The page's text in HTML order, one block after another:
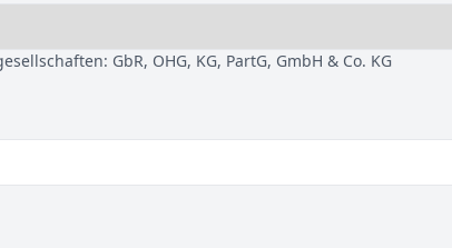
GbR, OHG, KG, PartG, GmbH & Co. KG